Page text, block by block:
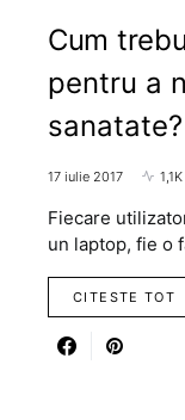
Cum
pentru a
sanatate?
17 iulie 2017
Fiecare
un laptop, fie o
CITESTE TOT